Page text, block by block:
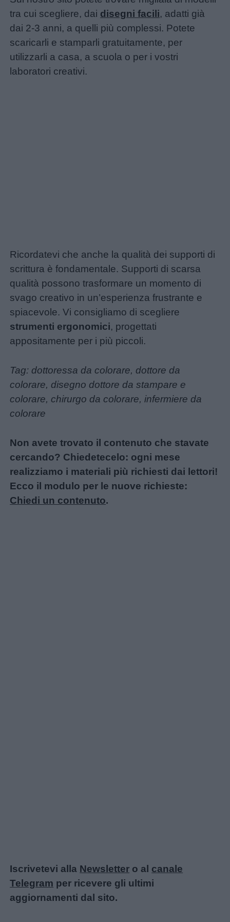
tra cui scegliere, dai disegni facili, adatti già
dai 2-3 anni, a quelli più complessi. Potete
scaricarli e stamparli gratuitamente, per
utilizzarli a casa, a scuola o per i vostri
laboratori creativi.
Ricordatevi che anche la qualità dei supporti di
scrittura è fondamentale. Supporti di scarsa
qualità possono trasformare un momento di
svago creativo in un’esperienza frustrante e
spiacevole. Vi consigliamo di scegliere
strumenti ergonomici, progettati
appositamente per i più piccoli.
Tag: dottoressa da colorare, dottore da
colorare, disegno dottore da stampare e
colorare, chirurgo da colorare, infermiere da
colorare
Non avete trovato il contenuto che stavate
cercando? Chiedetecelo: ogni mese
realizziamo i materiali più richiesti dai lettori!
Ecco il modulo per le nuove richieste:
Chiedi un contenuto.
Iscrivetevi alla Newsletter o al canale
Telegram per ricevere gli ultimi
aggiornamenti dal sito.